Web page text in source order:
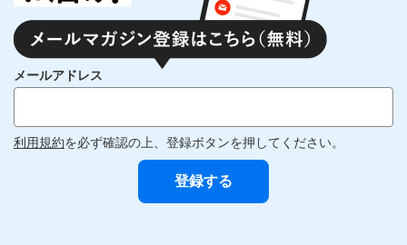
メールアドレス
利用規約を必ず確認の上、登録ボタンを押してください。